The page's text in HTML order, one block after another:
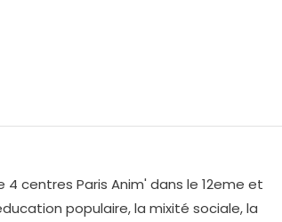
4 centres Paris Anim' dans le 12eme et
populaire, la mixité sociale, la